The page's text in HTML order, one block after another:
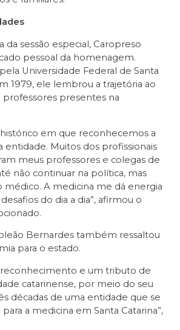
sessão especial, Caropreso
pessoal da homenagem.
Universidade Federal de Santa
1979, ele lembrou a trajetória ao
professores presentes na
em que reconhecemos a
entidade. Muitos dos profissionais
meus professores e colegas de
não continuar na política, mas
médico. A medicina me dá energia
do dia a dia”, afirmou o
Bernardes também ressaltou
para o estado.
e um tributo de
catarinense, por meio do seu
décadas de uma entidade que se
a medicina em Santa Catarina”,